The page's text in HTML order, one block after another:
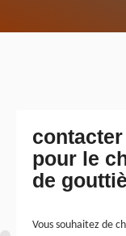
pour le
de
Vous souhaitez de